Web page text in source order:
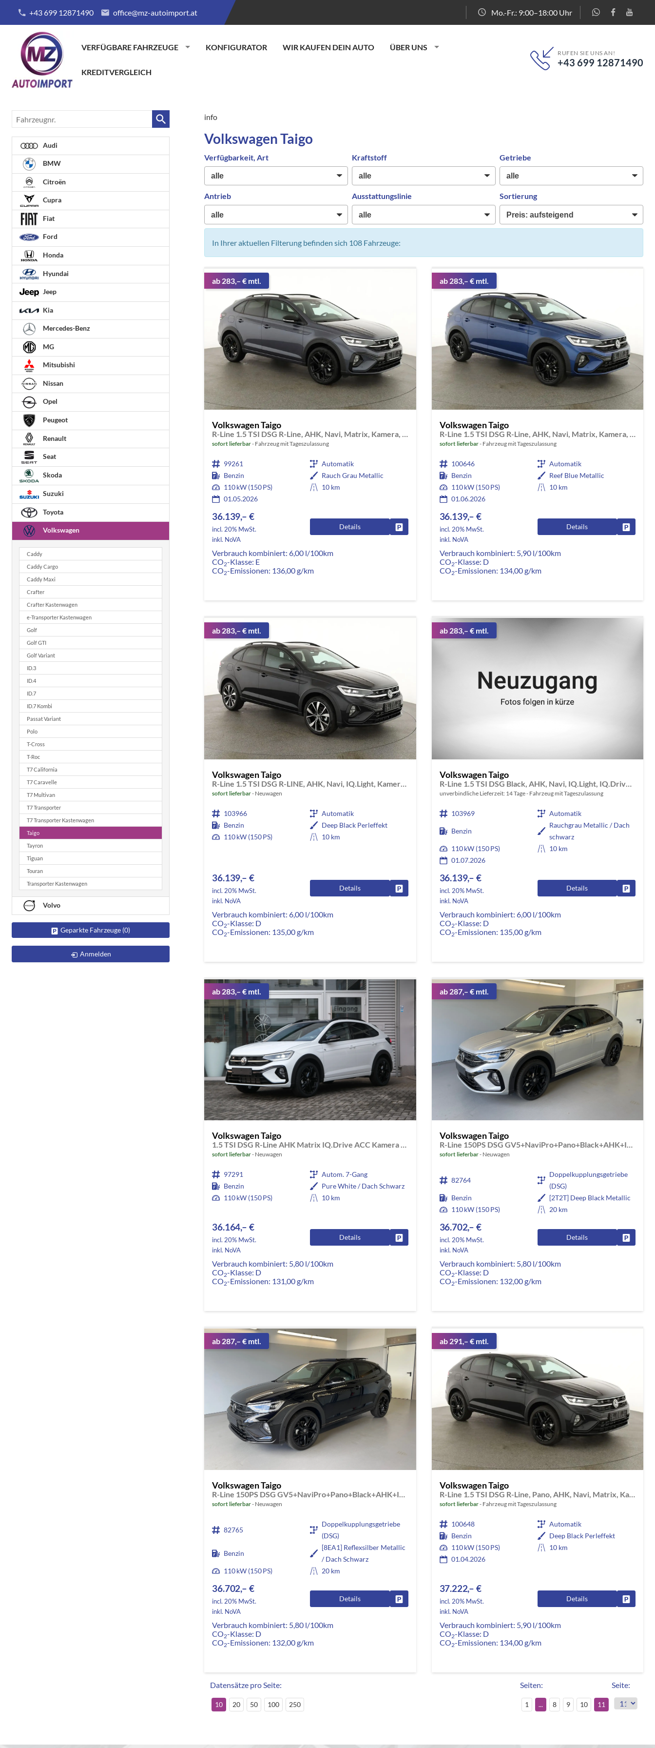
+43 699 12871490 office@mz-autoimport.at Mo.-Fr.: 9:00–18:00 Uhr
VERFÜGBARE FAHRZEUGE KONFIGURATOR WIR KAUFEN DEIN AUTO ÜBER UNS
KREDITVERGLEICH
RUFEN SIE UNS AN!
+43 699 12871490
info
Volkswagen Taigo
Verfügbarkeit, Art Kraftstoff Getriebe
Antrieb Ausstattungslinie Sortierung
In Ihrer aktuellen Filterung befinden sich 108 Fahrzeuge:
ab 283,– € mtl.
Volkswagen Taigo
R-Line 1.5 TSI DSG R-Line, AHK, Navi, Matrix, Kamera, ACC, Winter, 4 J.-Garantie
sofort lieferbar Fahrzeug mit Tageszulassung
99261
Automatik
Benzin
Rauch Grau Metallic
110 kW (150 PS)
10 km
01.05.2026
36.139,– €
incl. 20% MwSt.
inkl. NoVA
Details Fahrzeug parken
Verbrauch kombiniert: 6,00 l/100km
CO2-Klasse: E
CO2-Emissionen: 136,00 g/km
ab 283,– € mtl.
Volkswagen Taigo
R-Line 1.5 TSI DSG R-Line, AHK, Navi, Matrix, Kamera, ACC, Winter, 4 J.-Garantie
sofort lieferbar Fahrzeug mit Tageszulassung
100646
Automatik
Benzin
Reef Blue Metallic
110 kW (150 PS)
10 km
01.06.2026
36.139,– €
incl. 20% MwSt.
inkl. NoVA
Details
Verbrauch kombiniert: 5,90 l/100km
CO2-Klasse: D
CO2-Emissionen: 134,00 g/km
ab 283,– € mtl.
Volkswagen Taigo
R-Line 1.5 TSI DSG R-LINE, AHK, Navi, IQ.Light, Kamera, ACC, Winter
sofort lieferbar Neuwagen
103966
Automatik
Benzin
Deep Black Perleffekt
110 kW (150 PS)
10 km
36.139,– €
incl. 20% MwSt.
inkl. NoVA
Details Fahrzeug parken
Verbrauch kombiniert: 6,00 l/100km
CO2-Klasse: D
CO2-Emissionen: 135,00 g/km
ab 283,– € mtl.
Volkswagen Taigo
R-Line 1.5 TSI DSG Black, AHK, Navi, IQ.Light, IQ.Drive, Kamera, ACC, Winter, 18-Zoll
unverbindliche Lieferzeit: 14 Tage Fahrzeug mit Tageszulassung
103969 Automatik
Benzin
Rauchgrau Metallic / Dach
schwarz
110 kW (150 PS)
10 km
01.07.2026
36.139,– €
incl. 20% MwSt.
inkl. NoVA
Details
Verbrauch kombiniert: 6,00 l/100km
CO2-Klasse: D
CO2-Emissionen: 135,00 g/km
ab 283,– € mtl.
Volkswagen Taigo
1.5 TSI DSG R-Line AHK Matrix IQ.Drive ACC Kamera App-Navi
sofort lieferbar Neuwagen
97291
Autom. 7-Gang
Benzin
Pure White / Dach Schwarz
110 kW (150 PS)
10 km
36.164,– €
incl. 20% MwSt.
inkl. NoVA
Details Fahrzeug parken
Verbrauch kombiniert: 5,80 l/100km
CO2-Klasse: D
CO2-Emissionen: 131,00 g/km
ab 287,– € mtl.
Volkswagen Taigo
R-Line 150PS DSG GV5+NaviPro+Pano+Black+AHK+IQ.Drive+IQ.Light+Kessy+Kamera
sofort lieferbar Neuwagen
82764
Doppelkupplungsgetriebe
(DSG)
Benzin
[2T2T] Deep Black Metallic
110 kW (150 PS)
20 km
36.702,– €
incl. 20% MwSt.
inkl. NoVA
Details
Verbrauch kombiniert: 5,80 l/100km
CO2-Klasse: D
CO2-Emissionen: 132,00 g/km
ab 287,– € mtl.
Volkswagen Taigo
R-Line 150PS DSG GV5+NaviPro+Pano+Black+AHK+IQ.Drive+IQ.Light+Kessy+Kamera
sofort lieferbar Neuwagen
82765
Doppelkupplungsgetriebe
(DSG)
Benzin
[8EA1] Reflexsilber Metallic
/ Dach Schwarz
110 kW (150 PS)
20 km
36.702,– €
incl. 20% MwSt.
inkl. NoVA
Details Fahrzeug parken
Verbrauch kombiniert: 5,80 l/100km
CO2-Klasse: D
CO2-Emissionen: 132,00 g/km
ab 291,– € mtl.
Volkswagen Taigo
R-Line 1.5 TSI DSG R-Line, Pano, AHK, Navi, Matrix, Kamera, ACC, Winter, 4 J.-Garantie
sofort lieferbar Fahrzeug mit Tageszulassung
100648
Automatik
Benzin
Deep Black Perleffekt
110 kW (150 PS)
10 km
01.04.2026
37.222,– €
incl. 20% MwSt.
inkl. NoVA
Details
Verbrauch kombiniert: 5,90 l/100km
CO2-Klasse: D
CO2-Emissionen: 134,00 g/km
Datensätze pro Seite:
10 20 50 100 250
Seite:
Seiten:
1 ... 8 9 10 11
Fahrzeugnr.
Audi
BMW
Citroën
Cupra
Fiat
Ford
Honda
Hyundai
Jeep
Kia
Mercedes-Benz
MG
Mitsubishi
Nissan
Opel
Peugeot
Renault
Seat
Skoda
Suzuki
Toyota
Volkswagen
Caddy
Caddy Cargo
Caddy Maxi
Crafter
Crafter Kastenwagen
e-Transporter Kastenwagen
Golf
Golf GTI
Golf Variant
ID.3
ID.4
ID.7
ID.7 Kombi
Passat Variant
Polo
T-Cross
T-Roc
T7 California
T7 Caravelle
T7 Multivan
T7 Transporter
T7 Transporter Kastenwagen
Taigo
Tayron
Tiguan
Touran
Transporter Kastenwagen
Volvo
Geparkte Fahrzeuge (0)
Anmelden